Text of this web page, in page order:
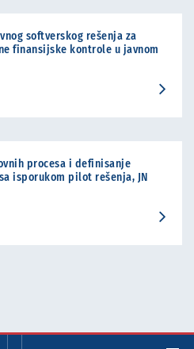
softverskog rešenja za
finansijske kontrole u javnom
procesa i definisanje
isporukom pilot rešenja, JN